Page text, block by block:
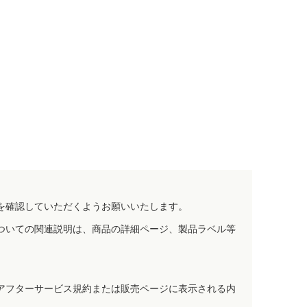
認していただくようお願いいたします。
ての関連説明は、商品の詳細ページ、製品ラベル等
ターサービス規約または販売ページに表示される内